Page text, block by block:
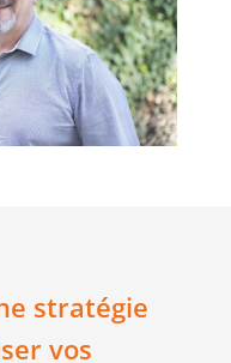
stratégie
vos